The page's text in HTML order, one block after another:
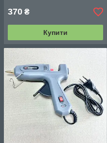
370 ₴
Купити